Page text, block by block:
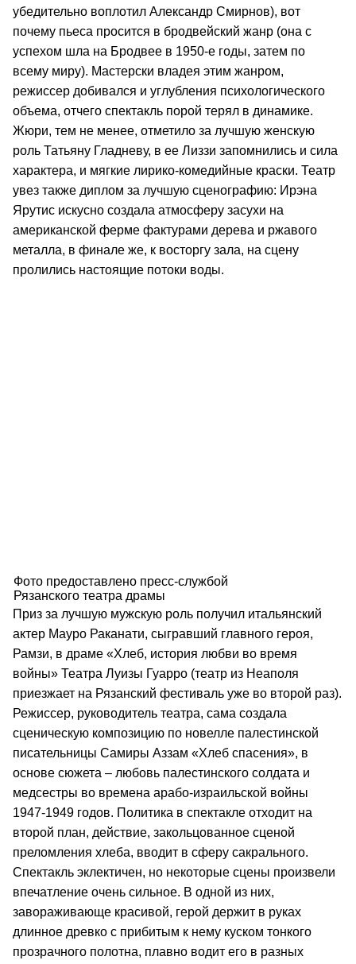
убедительно воплотил Александр Смирнов), вот
почему пьеса просится в бродвейский жанр (она с
успехом шла на Бродвее в 1950-е годы, затем по
всему миру). Мастерски владея этим жанром,
режиссер добивался и углубления психологического
объема, отчего спектакль порой терял в динамике.
Жюри, тем не менее, отметило за лучшую женскую
роль Татьяну Гладневу, в ее Лиззи запомнились и сила
характера, и мягкие лирико-комедийные краски. Театр
увез также диплом за лучшую сценографию: Ирэна
Ярутис искусно создала атмосферу засухи на
американской ферме фактурами дерева и ржавого
металла, в финале же, к восторгу зала, на сцену
пролились настоящие потоки воды.
Фото предоставлено пресс-службой
Рязанского театра драмы
Приз за лучшую мужскую роль получил итальянский
актер Мауро Раканати, сыгравший главного героя,
Рамзи, в драме «Хлеб, история любви во время
войны» Театра Луизы Гуарро (театр из Неаполя
приезжает на Рязанский фестиваль уже во второй раз).
Режиссер, руководитель театра, сама создала
сценическую композицию по новелле палестинской
писательницы Самиры Аззам «Хлеб спасения», в
основе сюжета – любовь палестинского солдата и
медсестры во времена арабо-израильской войны
1947-1949 годов. Политика в спектакле отходит на
второй план, действие, закольцованное сценой
преломления хлеба, вводит в сферу сакрального.
Спектакль эклектичен, но некоторые сцены произвели
впечатление очень сильное. В одной из них,
завораживающе красивой, герой держит в руках
длинное древко с прибитым к нему куском тонкого
прозрачного полотна, плавно водит его в разных